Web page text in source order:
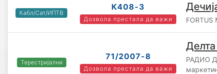
Кабл/Сат/ИПТВ
К408-3
Дозвола престала да важи FORTUS
Терестријални
71/2007-8
Дозвола престала да важи
РАДИО